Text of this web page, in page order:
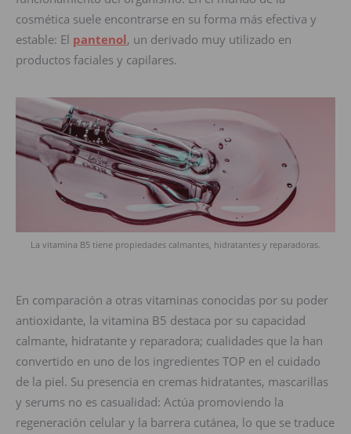
cosmética suele encontrarse en su forma más efectiva y
estable: El pantenol, un derivado muy utilizado en
productos faciales y capilares.
La vitamina B5 tiene propiedades calmantes, hidratantes y reparadoras.
En comparación a otras vitaminas conocidas por su poder
antioxidante, la vitamina B5 destaca por su capacidad
calmante, hidratante y reparadora; cualidades que la han
convertido en uno de los ingredientes TOP en el cuidado
de la piel. Su presencia en cremas hidratantes, mascarillas
y serums no es casualidad: Actúa promoviendo la
regeneración celular y la barrera cutánea, lo que se traduce